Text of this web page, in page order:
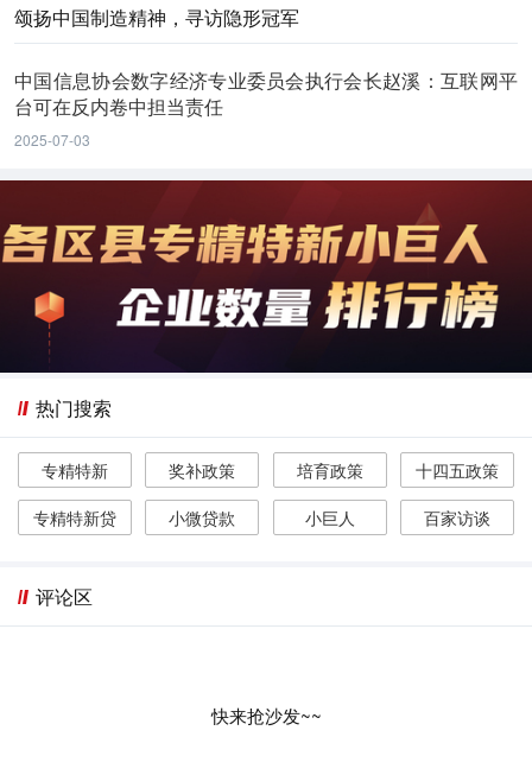
颂扬中国制造精神，寻访隐形冠军
中国信息协会数字经济专业委员会执行会长赵溪：互联网平
台可在反内卷中担当责任
2025-07-03
热门搜索
专精特新 奖补政策 培育政策
十四五政策
专精特新贷
小微贷款 小巨人 百家访谈
评论区
快来抢沙发~~